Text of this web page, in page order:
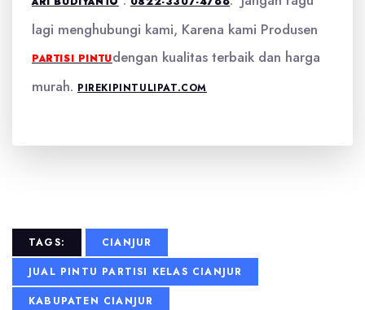
lagi menghubungi kami, Karena kami Produsen
PARTISI PINTUdengan kualitas terbaik dan harga
murah. PIREKIPINTULIPAT.COM
TAGS:
CIANJUR
JUAL PINTU PARTISI KELAS CIANJUR
KABUPATEN CIANJUR